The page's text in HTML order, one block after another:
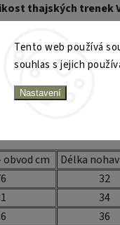
Tento web používá
souhlas s jejich
Nastavení
thajských trenek
změřte se kousek nad
tabulky
odpovídá vašemu
velikostmi, zvolte tu
volnější střih –
obvod cm
Délka
32
34
36